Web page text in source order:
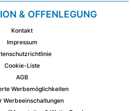
& OFFENLEGUNG
Kontakt
Impressum
Cookie-Liste
AGB
Werbemöglichkeiten
Werbeeinschaltungen